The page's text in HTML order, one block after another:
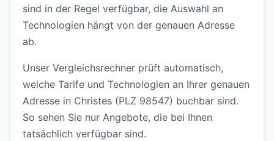
sind in der Regel verfügbar, die Auswahl an
Technologien hängt von der genauen Adresse
ab.
Unser Vergleichsrechner prüft automatisch,
welche Tarife und Technologien an Ihrer genauen
Adresse in Christes (PLZ 98547) buchbar sind.
So sehen Sie nur Angebote, die bei Ihnen
tatsächlich verfügbar sind.